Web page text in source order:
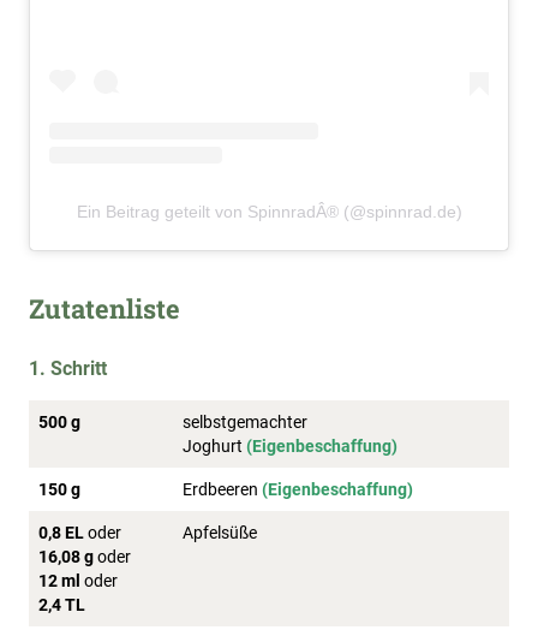
Ein Beitrag geteilt von SpinnradÂ® (@spinnrad.de)
Zutatenliste
1. Schritt
500 g
selbstgemachter
Joghurt (Eigenbeschaffung)
150 g Erdbeeren (Eigenbeschaffung)
0,8 ELoder
16,08 goder
12 ml oder
2,4 TL
Apfelsüße